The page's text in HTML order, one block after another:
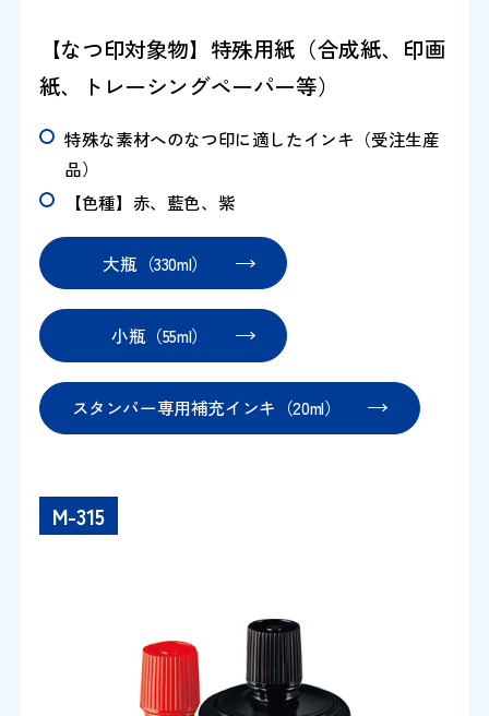
【なつ印対象物】特殊用紙（合成紙、印画
紙、トレーシングペーパー等）
特殊な素材へのなつ印に適したインキ（受注生産
品）
【色種】赤、藍色、紫
大瓶（330ml）
小瓶（55ml）
スタンパー専用補充インキ（20ml）
M-315